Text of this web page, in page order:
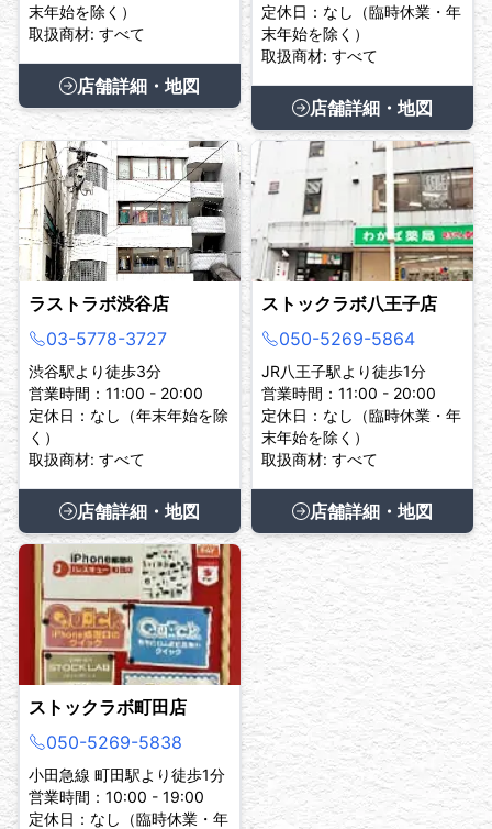
末年始を除く）
取扱商材: すべて
店舗詳細・地図
定休日：なし（臨時休業・年
末年始を除く）
取扱商材: すべて
店舗詳細・地図
ラストラボ渋谷店
03-5778-3727
渋谷駅より徒歩3分
営業時間：11:00 - 20:00
定休日：なし（年末年始を除
く）
取扱商材: すべて
店舗詳細・地図
ストックラボ八王子店
050-5269-5864
JR八王子駅より徒歩1分
営業時間：11:00 - 20:00
定休日：なし（臨時休業・年
末年始を除く）
取扱商材: すべて
店舗詳細・地図
ストックラボ町田店
050-5269-5838
小田急線 町田駅より徒歩1分
営業時間：10:00 - 19:00
定休日：なし（臨時休業・年